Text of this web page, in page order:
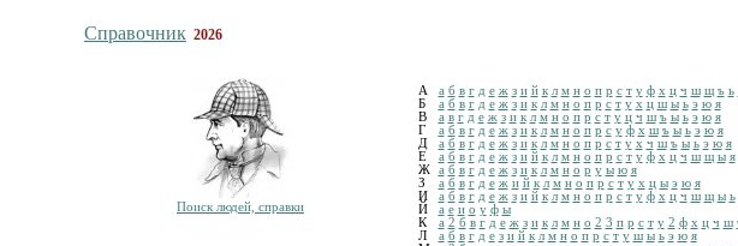
Справочник 2026
Поиск людей, справки
А а б в г д е ж з и й к л м н о п р с т у ф х ц ч ш щ ъ ь
Б
а б в г д е ж з и к л м н о п р с т у х ц ш ы ь э ю я
В
а в г д е ж з и к л м н о п р с т у ц ч ш ъ ы ь э ю я
Г
а б в г д е ж з и к л м н о п р с у ф х ш ъ ы ь э ю я
Д
а б в г д е ж з и к л м н о п р с т у х ч ш ъ ы ь э ю я
Е
а б в г д е ж з и й к л м н о п р с т у ф х ц ч ш щ ы я
Ж
а б в г д е ж з и к л м н о р у ы ю я
З
а б в г д е ж и й к л м н о п р с т у х ц ы э ю я
И
а б в г д е ж з и й к л м н о п р с т у ф х ц ч ш щ ы ь
Й
а е и о у ф ы
К
а 2 б в г д е ж з и к л м н о 2 3 п р с т у 2 ф х ц ч ш
Л
а б в г д е з и й к л м н о п р с т у ш ы ь э ю я